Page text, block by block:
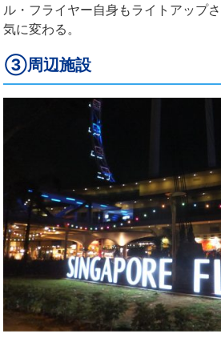
ル・フライヤー自身もライトアップ
気に変わる。
③周辺施設